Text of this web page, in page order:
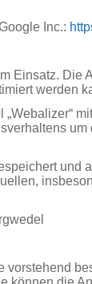
Inc.:
Einsatz.
werden